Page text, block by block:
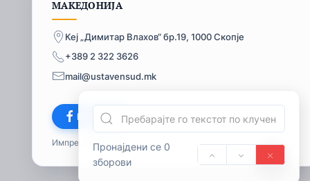
Пронајдени се 0
зборови
МАКЕДОНИЈА
Кеј „Димитар Влахов“ бр.19, 1000 Скопје
+389 2 322 3626
mail@ustavensud.mk
Facebook
Импресум© 2026